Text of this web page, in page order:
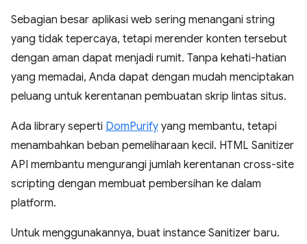
Sebagian besar aplikasi web sering menangani string
yang tidak tepercaya, tetapi merender konten tersebut
dengan aman dapat menjadi rumit. Tanpa kehati-hatian
yang memadai, Anda dapat dengan mudah menciptakan
peluang untuk kerentanan pembuatan skrip lintas situs.
Ada library seperti DomPurify yang membantu, tetapi
menambahkan beban pemeliharaan kecil. HTML Sanitizer
API membantu mengurangi jumlah kerentanan cross-site
scripting dengan membuat pembersihan ke dalam
platform.
Untuk menggunakannya, buat instance Sanitizer baru.